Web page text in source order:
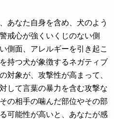
あなた自身を含め、犬のよう
戒心が強くいくじのない側
側面、アレルギーを引き起こ
持つ犬が象徴するネガティブ
対象が、攻撃性が高まって、
して言葉の暴力を含む攻撃な
の相手の噛んだ部位やその部
可能性が高いと、あなたが感